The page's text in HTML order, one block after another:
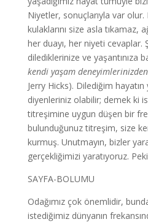
Niyetler, sonuçlarıyla var olur.
kulaklarını size asla tıkamaz,
her duayı, her niyeti cevaplar.
dilediklerinize ve yaşantınıza
kendi yaşam
Jerry Hicks). Dilediğim hayatın
diyenleriniz olabilir; demek ki
titreşimine uygun düşen bir
bulunduğunuz titreşim, size
kurmuş. Unutmayın, bizler
gerçekliğimizi yaratıyoruz. Peki
SAYFA-BOLUMU
Odağımız çok önemlidir,
istediğimiz dünyanın